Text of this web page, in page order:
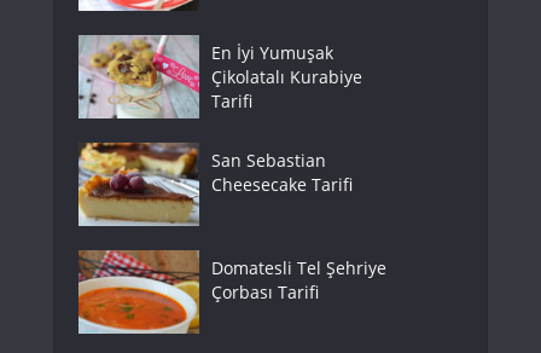
En İyi Yumuşak
Çikolatalı Kurabiye
Tarifi
San Sebastian
Cheesecake Tarifi
Domatesli Tel Şehriye
Çorbası Tarifi